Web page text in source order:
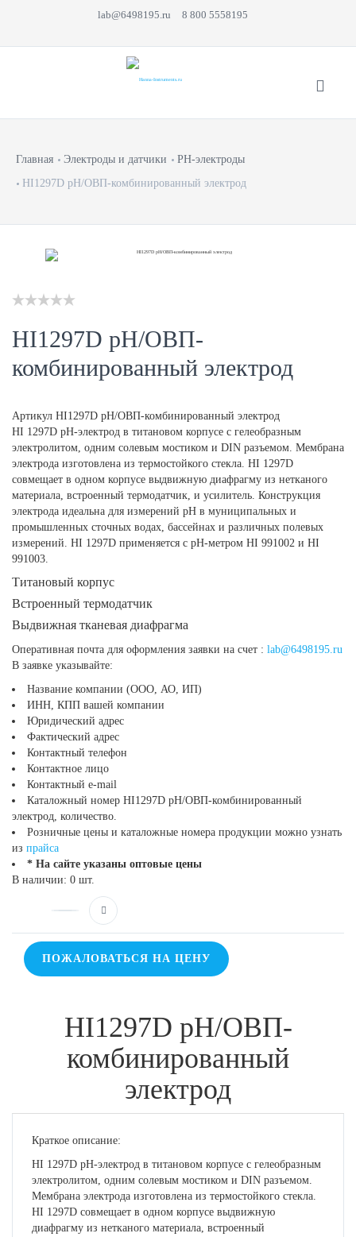
lab@6498195.ru 8 800 5558195
Главная Электроды и датчики
PH-электроды
HI1297D рН/ОВП-комбинированный электрод
HI1297D рН/ОВП-
комбинированный электрод
Артикул HI1297D рН/ОВП-комбинированный электрод
HI 1297D рН-электрод в титановом корпусе с гелеобразным
электролитом, одним солевым мостиком и DIN разъемом. Мембрана
электрода изготовлена из термостойкого стекла. HI 1297D
совмещает в одном корпусе выдвижную диафрагму из нетканого
материала, встроенный термодатчик, и усилитель. Конструкция
электрода идеальна для измерений рН в муниципальных и
промышленных сточных водах, бассейнах и различных полевых
измерений. HI 1297D применяется с рН-метром HI 991002 и HI
991003.
Титановый корпус
Встроенный термодатчик
Выдвижная тканевая диафрагма
Оперативная почта для оформления заявки на счет : lab@6498195.ru
В заявке указывайте:
Название компании (ООО, АО, ИП)
ИНН, КПП вашей компании
Юридический адрес
Фактический адрес
Контактный телефон
Контактное лицо
Контактный e-mail
Каталожный номер HI1297D рН/ОВП-комбинированный
электрод, количество.
Розничные цены и каталожные номера продукции можно узнать
из прайса
* На сайте указаны оптовые цены
В наличии: 0 шт.
ПОЖАЛОВАТЬСЯ НА ЦЕНУ
HI1297D рН/ОВП-
комбинированный
электрод
Краткое описание:
HI 1297D рН-электрод в титановом корпусе с гелеобразным
электролитом, одним солевым мостиком и DIN разъемом.
Мембрана электрода изготовлена из термостойкого стекла.
HI 1297D совмещает в одном корпусе выдвижную
диафрагму из нетканого материала, встроенный